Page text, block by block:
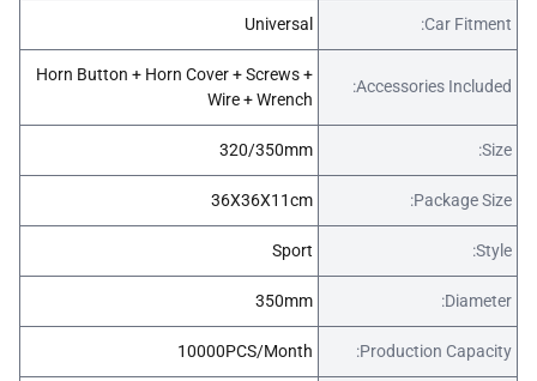
Car Fitment:
Universal
Accessories Included:
Horn Button + Horn Cover + Screws +
Wire + Wrench
Size:
320/350mm
Package Size:
36X36X11cm
Style:
Sport
Diameter:
350mm
Production Capacity:
10000PCS/Month